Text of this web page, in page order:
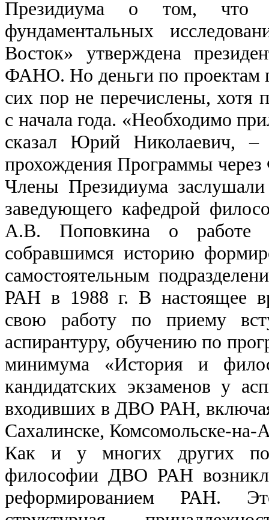
Президиума о том, что
фундаментальных
Восток» утверждена
ФАНО. Но деньги по проектам
сих пор не перечислены, хотя
с начала года. «Необходимо
сказал Юрий Николаевич, –
прохождения Программы
Члены Президиума
заведующего кафедрой
А.В. Поповкина о работе
собравшимся историю
самостоятельным
РАН в 1988 г. В настоящее
свою работу по приему
аспирантуру, обучению по
минимума «История и
кандидатских экзаменов у
входивших в ДВО РАН,
Сахалинске, Комсомольске-на-
Как и у многих других
философии ДВО РАН
реформированием РАН.